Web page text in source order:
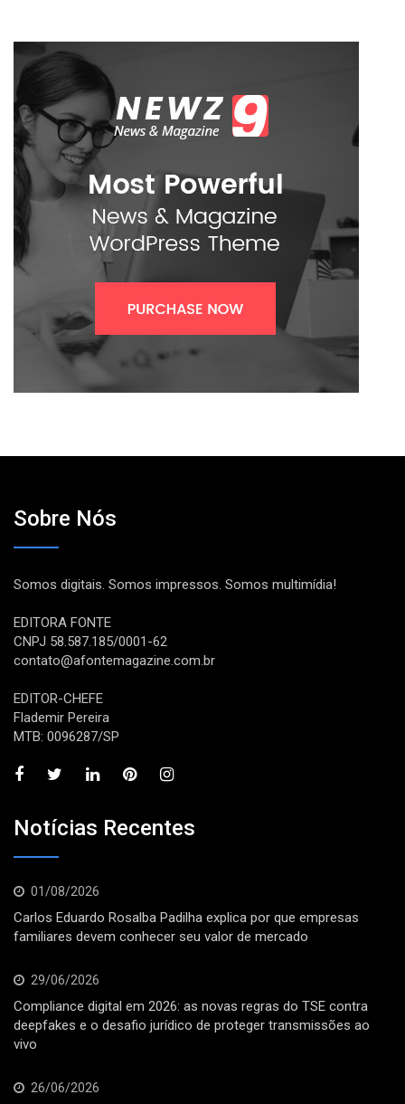
Sobre Nós
Somos digitais. Somos impressos. Somos multimídia!
EDITORA FONTE
CNPJ 58.587.185/0001-62
contato@afontemagazine.com.br
EDITOR-CHEFE
Flademir Pereira
MTB: 0096287/SP
Notícias Recentes
01/08/2026
Carlos Eduardo Rosalba Padilha explica por que empresas
familiares devem conhecer seu valor de mercado
29/06/2026
Compliance digital em 2026: as novas regras do TSE contra
deepfakes e o desafio jurídico de proteger transmissões ao
vivo
26/06/2026